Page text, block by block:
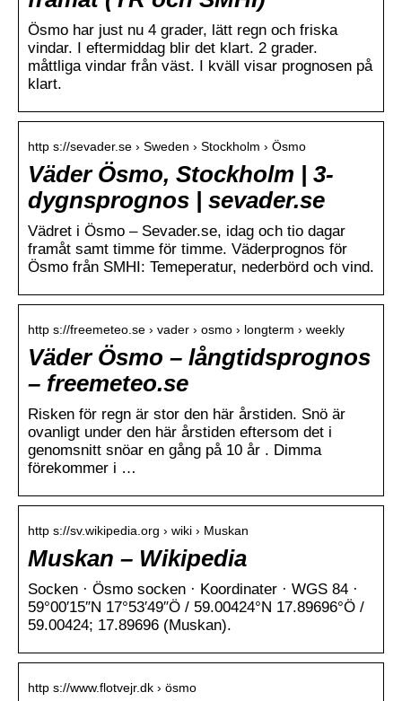
Ösmo har just nu 4 grader, lätt regn och friska
vindar. I eftermiddag blir det klart. 2 grader.
måttliga vindar från väst. I kväll visar prognosen på
klart.
http s://sevader.se › Sweden › Stockholm › Ösmo
Väder Ösmo, Stockholm | 3-
dygnsprognos | sevader.se
Vädret i Ösmo – Sevader.se, idag och tio dagar
framåt samt timme för timme. Väderprognos för
Ösmo från SMHI: Temeperatur, nederbörd och vind.
http s://freemeteo.se › vader › osmo › longterm › weekly
Väder Ösmo – långtidsprognos
– freemeteo.se
Risken för regn är stor den här årstiden. Snö är
ovanligt under den här årstiden eftersom det i
genomsnitt snöar en gång på 10 år . Dimma
förekommer i …
http s://sv.wikipedia.org › wiki › Muskan
Muskan – Wikipedia
Socken · Ösmo socken · Koordinater · WGS 84 ·
59°00′15″N 17°53′49″Ö / 59.00424°N 17.89696°Ö /
59.00424; 17.89696 (Muskan).
http s://www.flotvejr.dk › ösmo